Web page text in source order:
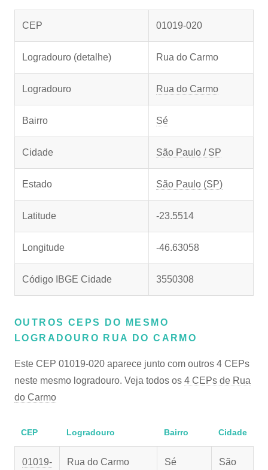
CEP 01019-020
Logradouro (detalhe) Rua do Carmo
Logradouro Rua do Carmo
Bairro Sé
Cidade São Paulo / SP
Estado São Paulo (SP)
Latitude -23.5514
Longitude -46.63058
Código IBGE Cidade 3550308
OUTROS CEPS DO MESMO
LOGRADOURO RUA DO CARMO
Este CEP 01019-020 aparece junto com outros 4 CEPs
neste mesmo logradouro. Veja todos os 4 CEPs de Rua
do Carmo
CEP Logradouro Bairro Cidade
01019-
Rua do Carmo Sé
São